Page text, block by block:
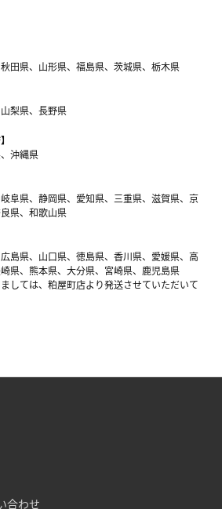
田県、山形県、福島県、茨城県、栃木県
梨県、長野県
沖縄県
阜県、静岡県、愛知県、三重県、滋賀県、京
県、和歌山県
島県、山口県、徳島県、香川県、愛媛県、高
県、熊本県、大分県、宮崎県、鹿児島県
しては、粕屋町店より発送させていただいて
合わせ